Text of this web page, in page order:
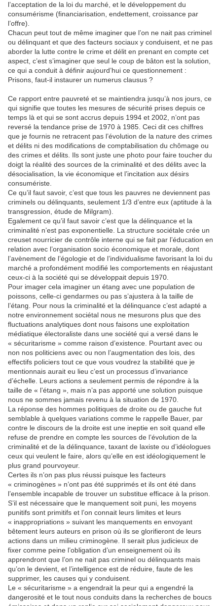
l’acceptation de la loi du marché, et le développement du
consumérisme (financiarisation, endettement, croissance par
l’offre).
Chacun peut tout de même imaginer que l’on ne nait pas criminel
ou délinquant et que des facteurs sociaux y conduisent, et ne pas
aborder la lutte contre le crime et délit en prenant en compte cet
aspect, c’est s’imaginer que seul le coup de bâton est la solution,
ce qui a conduit à définir aujourd’hui ce questionnement :
Prisons, faut-il instaurer un numerus clausus ?
Ce rapport entre pauvreté et se maintiendra jusqu’à nos jours, ce
qui signifie que toutes les mesures de sécurité prises depuis ce
temps là et qui se sont accrus depuis 1994 et 2002, n’ont pas
reversé la tendance prise de 1970 à 1985. Ceci dit ces chiffres
que je fournis ne retracent pas l’évolution de la nature des crimes
et délits ni des modifications de comptabilisation du chômage ou
des crimes et délits. Ils sont juste une photo pour faire toucher du
doigt la réalité des sources de la criminalité et des délits avec la
désocialisation, la vie économique et l’incitation aux désirs
consumériste.
Ce qu’il faut savoir, c’est que tous les pauvres ne deviennent pas
criminels ou délinquants, seulement 1/3 d’entre eux (aptitude à la
transgression, étude de Milgram).
Egalement ce qu’il faut savoir c’est que la délinquance et la
criminalité n’est pas exponentielle. La structure sociétale crée un
creuset nourricier de contrôle interne qui se fait par l’éducation en
relation avec l’organisation socio économique et morale, dont
l’avènement de l’égologie et de l’individualisme favorisant la loi du
marché a profondément modifié les comportements en réajustant
ceux-ci à la société qui se développait depuis 1970.
Pour imager cela imaginer un étang avec une population de
poissons, celle-ci gendarmes ou pas s’ajustera à la taille de
l’étang. Pour nous la criminalité et la délinquance c’est adapté a
notre environnement sociétal nous ne mesurons plus que des
fluctuations analytiques dont nous faisons une exploitation
médiatique électoraliste dans une société qui a versé dans le
« sécuritarisme » comme raison d’existence. Pourtant avec ou
non nos politiciens avec ou non l’augmentation des lois, des
effectifs policiers tout ce que vous voudrez la stabilité que je
mentionnais aurait eu lieu c’est un processus d’invariance
d’échelle. Leurs actions a seulement permis de répondre à la
taille de « l’étang », mais n’a pas apporté une solution puisque
nous ne sommes jamais revenu à la situation de 1970.
La réponse des hommes politiques de droite ou de gauche fut
semblable à quelques variations comme le rappelle Bauer, par
contre le discours de la droite est une ineptie en soit quand elle
refuse de prendre en compte les sources de l’évolution de la
criminalité et de la délinquance, taxant de laxiste ou d’idéologues
ceux qui veulent le faire, alors qu’elle en est idéologiquement le
plus grand pourvoyeur.
Certes ils n’on pas plus réussi puisque les facteurs
« criminogènes » n’ont pas été supprimés et ils ont été dans
l’ensemble incapable de trouver un substitue efficace à la prison.
S’il est nécessaire que le manquement soit puni, les moyens
punitifs sont primitifs et l’on connait leurs limites et leurs
« inappropriations » suivant les manquements en envoyant
bêtement leurs auteurs en prison où ils se glorifieront de leurs
actions dans un milieu criminogène. Il serait plus judicieux de
fixer comme peine l’obligation d’un enseignement où ils
apprendront que l’on ne nait pas criminel ou délinquants mais
qu’on le devient, et l’intelligence est de réduire, faute de les
supprimer, les causes qui y conduisent.
Le « sécuritarisme » a engendrait la peur qui a engendré la
dangerosité et le tout nous conduits dans la recherches de boucs